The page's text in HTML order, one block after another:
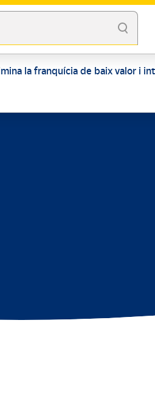
la franquícia de baix valor i